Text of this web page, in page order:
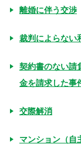
離婚に伴う交渉
裁判によらない
契約書のない請
金を請求した事
交際解消
マンション（自